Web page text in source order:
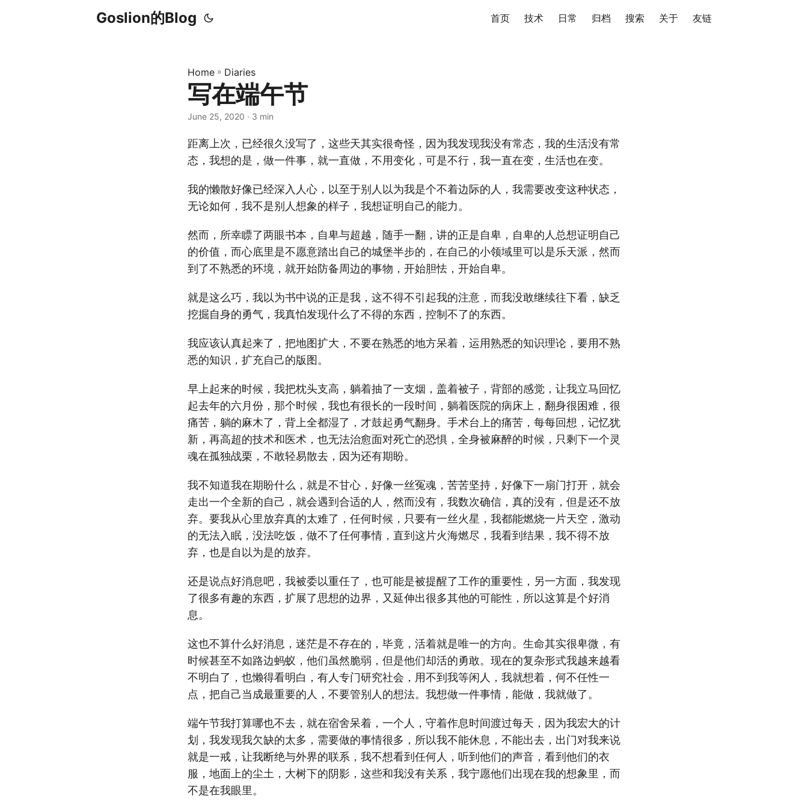
Goslion的Blog 首页 技术 日常 归档 搜索 关于 友链
Home » Diaries
写在端午节
June 25, 2020 · 3 min
距离上次，已经很久没写了，这些天其实很奇怪，因为我发现我没有常态，我的生活没有常
态，我想的是，做一件事，就一直做，不用变化，可是不行，我一直在变，生活也在变。
我的懒散好像已经深入人心，以至于别人以为我是个不着边际的人，我需要改变这种状态，
无论如何，我不是别人想象的样子，我想证明自己的能力。
然而，所幸瞟了两眼书本，自卑与超越，随手一翻，讲的正是自卑，自卑的人总想证明自己
的价值，而心底里是不愿意踏出自己的城堡半步的，在自己的小领域里可以是乐天派，然而
到了不熟悉的环境，就开始防备周边的事物，开始胆怯，开始自卑。
就是这么巧，我以为书中说的正是我，这不得不引起我的注意，而我没敢继续往下看，缺乏
挖掘自身的勇气，我真怕发现什么了不得的东西，控制不了的东西。
我应该认真起来了，把地图扩大，不要在熟悉的地方呆着，运用熟悉的知识理论，要用不熟
悉的知识，扩充自己的版图。
早上起来的时候，我把枕头支高，躺着抽了一支烟，盖着被子，背部的感觉，让我立马回忆
起去年的六月份，那个时候，我也有很长的一段时间，躺着医院的病床上，翻身很困难，很
痛苦，躺的麻木了，背上全都湿了，才鼓起勇气翻身。手术台上的痛苦，每每回想，记忆犹
新，再高超的技术和医术，也无法治愈面对死亡的恐惧，全身被麻醉的时候，只剩下一个灵
魂在孤独战栗，不敢轻易散去，因为还有期盼。
我不知道我在期盼什么，就是不甘心，好像一丝冤魂，苦苦坚持，好像下一扇门打开，就会
走出一个全新的自己，就会遇到合适的人，然而没有，我数次确信，真的没有，但是还不放
弃。要我从心里放弃真的太难了，任何时候，只要有一丝火星，我都能燃烧一片天空，激动
的无法入眠，没法吃饭，做不了任何事情，直到这片火海燃尽，我看到结果，我不得不放
弃，也是自以为是的放弃。
还是说点好消息吧，我被委以重任了，也可能是被提醒了工作的重要性，另一方面，我发现
了很多有趣的东西，扩展了思想的边界，又延伸出很多其他的可能性，所以这算是个好消
息。
这也不算什么好消息，迷茫是不存在的，毕竟，活着就是唯一的方向。生命其实很卑微，有
时候甚至不如路边蚂蚁，他们虽然脆弱，但是他们却活的勇敢。现在的复杂形式我越来越看
不明白了，也懒得看明白，有人专门研究社会，用不到我等闲人，我就想着，何不任性一
点，把自己当成最重要的人，不要管别人的想法。我想做一件事情，能做，我就做了。
端午节我打算哪也不去，就在宿舍呆着，一个人，守着作息时间渡过每天，因为我宏大的计
划，我发现我欠缺的太多，需要做的事情很多，所以我不能休息，不能出去，出门对我来说
就是一戒，让我断绝与外界的联系，我不想看到任何人，听到他们的声音，看到他们的衣
服，地面上的尘土，大树下的阴影，这些和我没有关系，我宁愿他们出现在我的想象里，而
不是在我眼里。